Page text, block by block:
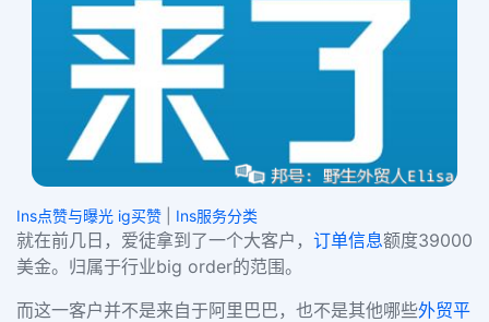
Ins点赞与曝光 ig买赞 Ins服务分类
就在前几日，爱徒拿到了一个大客户， 订单信息额度39000
美金。归属于行业big order的范围。
而这一客户并不是来自于阿里巴巴，也不是其他哪些外贸平